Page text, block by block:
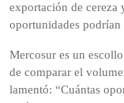
exportación de cereza
oportunidades
Mercosur es un
de comparar el
lamentó: “Cuántas